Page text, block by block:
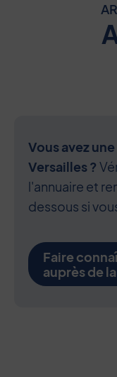
Vous avez
Versailles ?
l'annuaire et
dessous si
Faire
auprès de